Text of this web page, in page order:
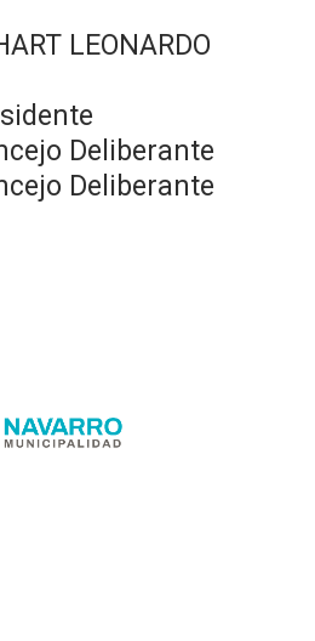
LEONARDO
Deliberante
Deliberante